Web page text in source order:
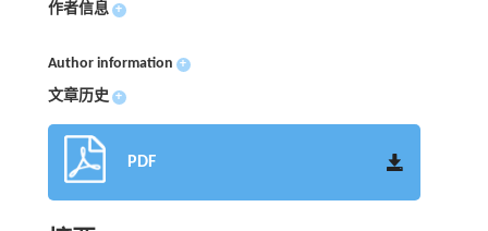
作者信息 +
Author information +
文章历史 +
PDF